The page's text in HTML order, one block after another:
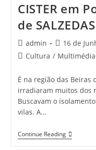
CISTER em
de SALZEDAS
Post
author:
admin
Post
published:
16 de
PostCultura / Multimédia
É na região das
irradiaram muitos dos
Buscavam o
vilas. A…
Continue ReadingCISTER
Em